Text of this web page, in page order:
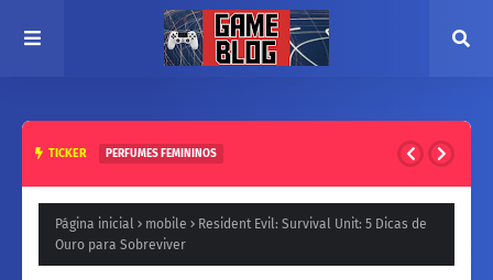
TICKER PERFUMES FEMININOS
Inesquecíveis
Página inicial mobile
Resident Evil: Survival Unit: 5 Dicas de
Ouro para Sobreviver